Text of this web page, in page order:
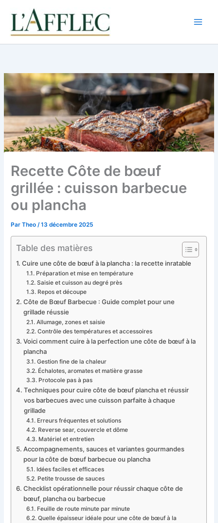
contenu
Recette Côte de bœuf
grillée : cuisson barbecue
ou plancha
ParTheo/13 décembre 2025
Table des matières
Cuire une côte de bœuf à la plancha : la recette inratable
Préparation et mise en température
Saisie et cuisson au degré près
Repos et découpe
Côte de Bœuf Barbecue : Guide complet pour une
grillade réussie
Allumage, zones et saisie
Contrôle des températures et accessoires
Voici comment cuire à la perfection une côte de bœuf à la
plancha
Gestion fine de la chaleur
Échalotes, aromates et matière grasse
Protocole pas à pas
Techniques pour cuire côte de bœuf plancha et réussir
vos barbecues avec une cuisson parfaite à chaque
grillade
Erreurs fréquentes et solutions
Reverse sear, couvercle et dôme
Matériel et entretien
Accompagnements, sauces et variantes gourmandes
pour la côte de bœuf barbecue ou plancha
Idées faciles et efficaces
Petite trousse de sauces
Checklist opérationnelle pour réussir chaque côte de
bœuf, plancha ou barbecue
Feuille de route minute par minute
Quelle épaisseur idéale pour une côte de bœuf à la